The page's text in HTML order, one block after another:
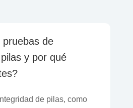
de
y por qué
de pilas, como